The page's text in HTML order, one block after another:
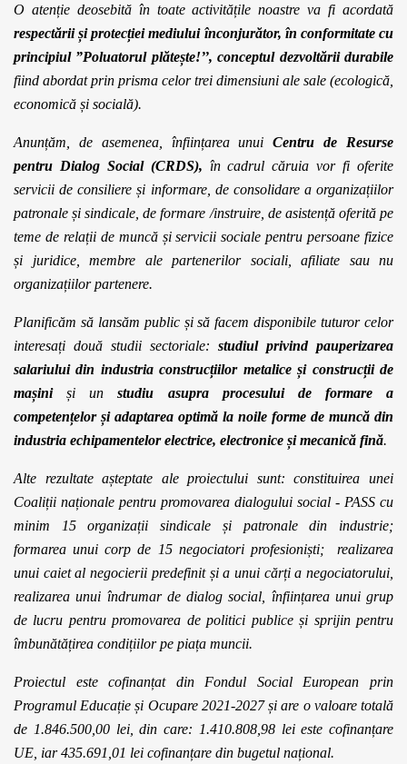
O atenție deosebită în toate activitățile noastre va fi acordată
respectării și protecției mediului înconjurător, în conformitate cu
principiul ”Poluatorul plătește!’’, conceptul dezvoltării durabile
fiind abordat prin prisma celor trei dimensiuni ale sale (ecologică,
economică și socială).
Anunțăm, de asemenea, înființarea unui Centrude Resurse
pentru Dialog Social (CRDS), în cadrul căruiavor fi oferite
servicii de consiliere și informare, de consolidare a organizațiilor
patronale și sindicale, de formare /instruire, de asistență oferită pe
teme de relații de muncă și servicii sociale pentru persoane fizice
și juridice, membre ale partenerilor sociali, afiliate sau nu
organizațiilor partenere.
Planificăm să lansăm public și să facem disponibile tuturor celor
interesați două studii sectoriale: studiul privind pauperizarea
salariului din industria construcțiilor metalice și construcții de
mașiniși unstudiu asupra procesului de formare a
competențelor și adaptarea optimă la noile forme de muncă din
industria echipamentelor electrice, electronice și mecanică fină.
Alte rezultate așteptate ale proiectului sunt: constituirea unei
Coaliții naționale pentru promovarea dialogului social - PASS cu
minim 15 organizații sindicale și patronale din industrie;
formarea unui corp de 15 negociatori profesioniști; realizarea
unui caiet al negocierii predefinit și a unui cărți a negociatorului,
realizarea unui îndrumar de dialog social, înființarea unui grup
de lucru pentru promovarea de politici publice și sprijin pentru
îmbunătățirea condițiilor pe piața muncii.
Proiectul estecofinanțat din Fondul Social European prin
Programul Educație și Ocupare 2021-2027și are o valoare totală
de 1.846.500,00 lei, din care: 1.410.808,98 lei este cofinanțare
UE, iar435.691,01 lei cofinanțare din bugetul național.